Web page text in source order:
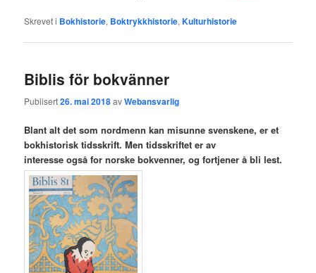
Skrevet i Bokhistorie, Boktrykkhistorie,Kulturhistorie
Biblis för bokvänner
Publisert26. mai 2018avWebansvarlig
Blant alt det som nordmenn kan misunne svenskene, er et
bokhistorisk tidsskrift. Men tidsskriftet er av
interesse også for norske bokvenner, og fortjener å bli lest.